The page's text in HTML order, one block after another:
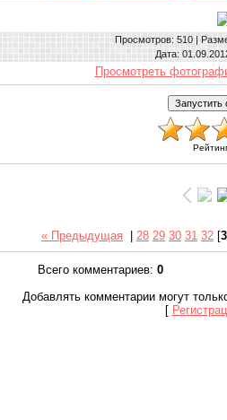
Просмотров: 510 |
Дата:
Просмотреть
« Предыдущая 28 29 30 31 32 [
Всего комментариев: 0
Добавлять комментарии могут
[